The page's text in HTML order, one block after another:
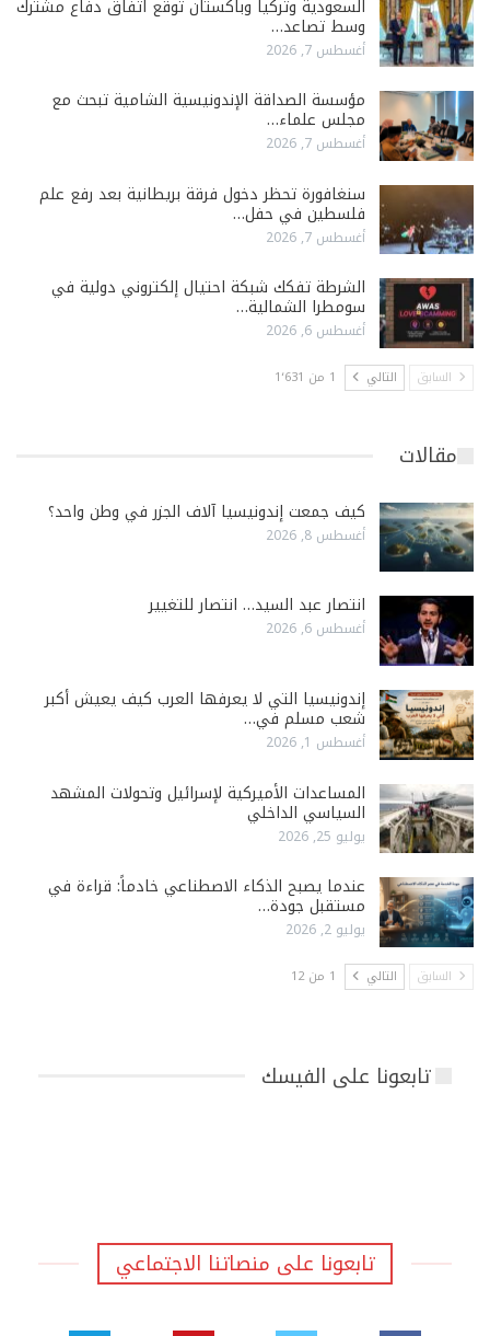
السعودية وتركيا وباكستان توقّع اتفاق دفاع مشترك
وسط تصاعد…
أغسطس 7, 2026
مؤسسة الصداقة الإندونيسية الشامية تبحث مع
مجلس علماء…
أغسطس 7, 2026
سنغافورة تحظر دخول فرقة بريطانية بعد رفع علم
فلسطين في حفل…
أغسطس 7, 2026
الشرطة تفكك شبكة احتيال إلكتروني دولية في
سومطرا الشمالية…
أغسطس 6, 2026
السابق التالي 1 من 1٬631
مقالات
كيف جمعت إندونيسيا آلاف الجزر في وطن واحد؟
أغسطس 8, 2026
انتصار عبد السيد… انتصار للتغيير
أغسطس 6, 2026
إندونيسيا التي لا يعرفها العرب كيف يعيش أكبر
شعب مسلم في…
أغسطس 1, 2026
المساعدات الأميركية لإسرائيل وتحولات المشهد
السياسي الداخلي
يوليو 25, 2026
عندما يصبح الذكاء الاصطناعي خادماً: قراءة في
مستقبل جودة…
يوليو 2, 2026
السابق التالي 1 من 12
تابعونا على الفيسك
تابعونا على منصاتنا الاجتماعي